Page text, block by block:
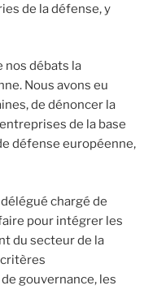
de la défense, y
nos débats la
Nous avons eu
de dénoncer la
de la base
défense européenne,
chargé de
pour intégrer les
du secteur de la
gouvernance, les